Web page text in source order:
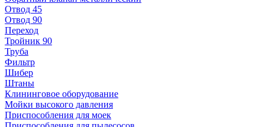
Отвод 45
Отвод 90
Переход
Тройник 90
Труба
Фильтр
Шибер
Штаны
Клининговое оборудование
Мойки высокого давления
Приспособления для моек